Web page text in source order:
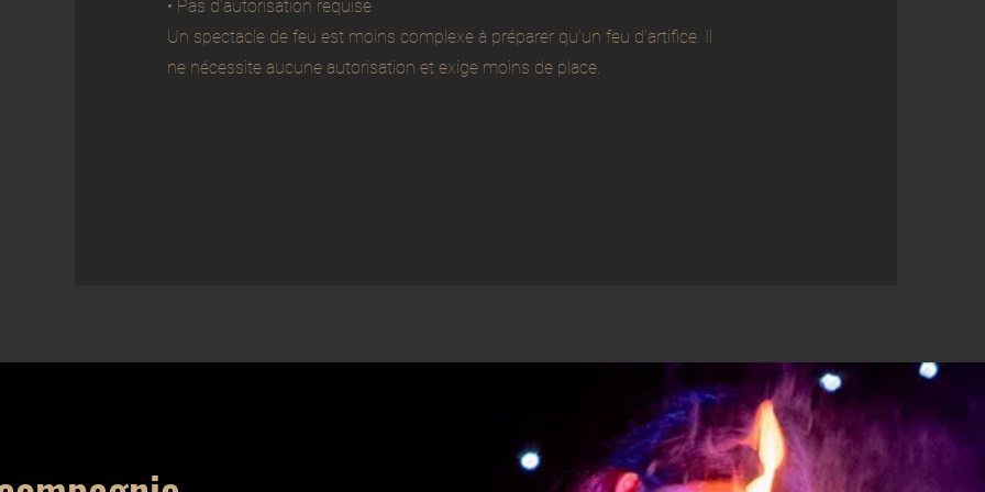
• Pas d’autorisation requise
Un spectacle de feu est moins complexe à préparer qu’un feu d’artifice. Il
ne nécessite aucune autorisation et exige moins de place.